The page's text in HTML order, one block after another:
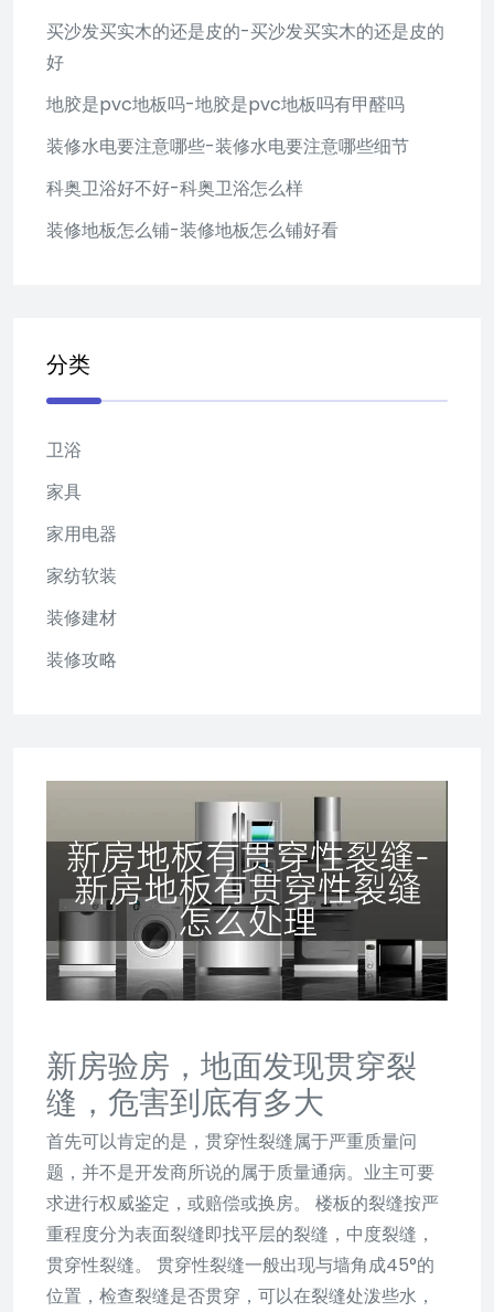
新房验房，地面发现贯穿裂
缝，危害到底有多大
首先可以肯定的是，贯穿性裂缝属于严重质量问
题，并不是开发商所说的属于质量通病。业主可要
求进行权威鉴定，或赔偿或换房。 楼板的裂缝按严
重程度分为表面裂缝即找平层的裂缝，中度裂缝，
贯穿性裂缝。 贯穿性裂缝一般出现与墙角成45°的
位置，检查裂缝是否贯穿，可以在裂缝处泼些水，
买沙发买实木的还是皮的-买沙发买实木的还是皮的
好
地胶是pvc地板吗-地胶是pvc地板吗有甲醛吗
装修水电要注意哪些-装修水电要注意哪些细节
科奥卫浴好不好-科奥卫浴怎么样
装修地板怎么铺-装修地板怎么铺好看
分类
卫浴
家具
家用电器
家纺软装
装修建材
装修攻略